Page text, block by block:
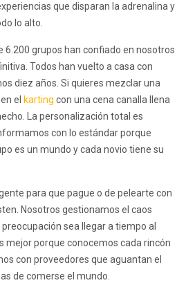
que disparan la adrenalina y
lo alto.
6.200 grupos han confiado en nosotros
Todos han vuelto a casa con
diez años. Si quieres mezclar una
el karting con una cena canalla llena
La personalización total es
con lo estándar porque
es un mundo y cada novio tiene su
para que pague o de pelearte con
Nosotros gestionamos el caos
sea llegar a tiempo al
mejor porque conocemos cada rincón
con proveedores que aguantan el
de comerse el mundo.